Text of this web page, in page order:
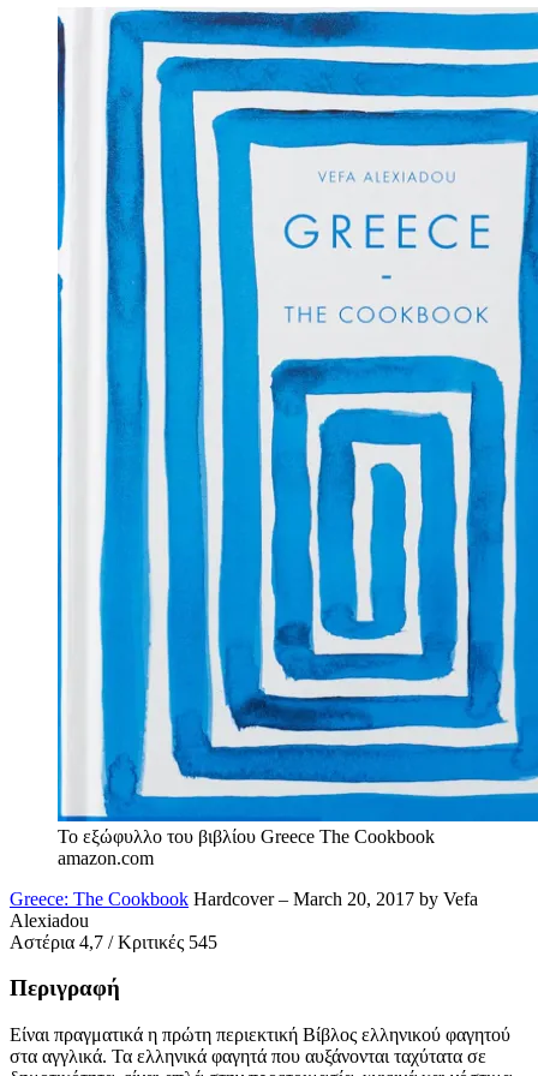
Το εξώφυλλο του βιβλίου Greece The Cookbook
amazon.com
Greece: The Cookbook Hardcover – March 20, 2017 by Vefa
Alexiadou
Αστέρια 4,7 / Κριτικές 545
Περιγραφή
Είναι πραγματικά η πρώτη περιεκτική Βίβλος ελληνικού φαγητού
στα αγγλικά. Τα ελληνικά φαγητά που αυξάνονται ταχύτατα σε